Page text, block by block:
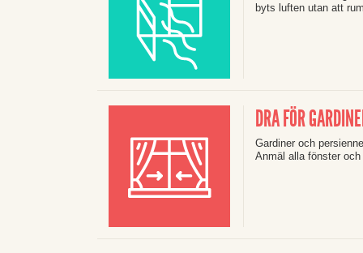
byts luften utan att
DRA FÖR
Gardiner och
Anmäl alla fönster